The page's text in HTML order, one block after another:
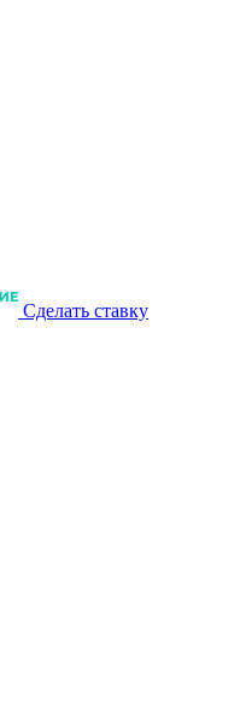
Сделать ставку